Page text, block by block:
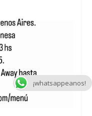
¡whatsappeanos!